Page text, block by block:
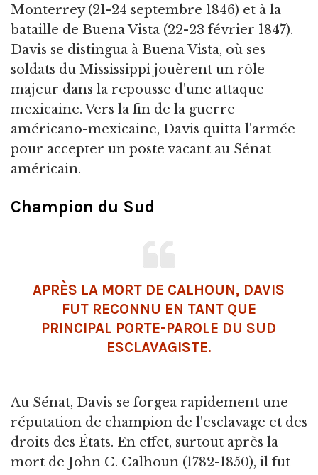
Monterrey (21-24 septembre 1846) et à la
bataille de Buena Vista (22-23 février 1847).
Davis se distingua à Buena Vista, où ses
soldats du Mississippi jouèrent un rôle
majeur dans la repousse d'une attaque
mexicaine. Vers la fin de la guerre
américano-mexicaine, Davis quitta l'armée
pour accepter un poste vacant au Sénat
américain.
Champion du Sud
APRÈS LA MORT DE CALHOUN, DAVIS
FUT RECONNU EN TANT QUE
PRINCIPAL PORTE-PAROLE DU SUD
ESCLAVAGISTE.
Au Sénat, Davis se forgea rapidement une
réputation de champion de l'esclavage et des
droits des États. En effet, surtout après la
mort de John C. Calhoun (1782-1850), il fut